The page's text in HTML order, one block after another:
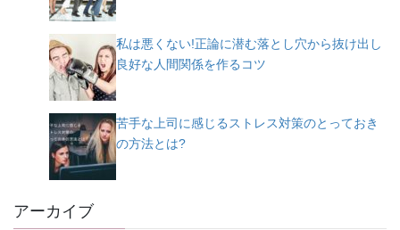
私は悪くない!正論に潜む落とし穴から抜け出し
良好な人間関係を作るコツ
苦手な上司に感じるストレス対策のとっておき
の方法とは?
アーカイブ